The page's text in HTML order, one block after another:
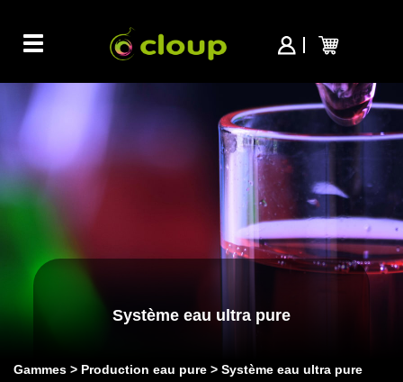
Toggle
navigation
Système eau ultra pure
Gammes Production eau pure Système eau ultra pure